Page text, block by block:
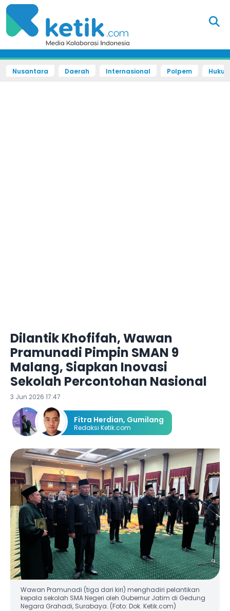
Nusantara Daerah Internasional Polpem
Dilantik Khofifah, Wawan
Pramunadi Pimpin SMAN 9
Malang, Siapkan Inovasi
Sekolah Percontohan Nasional
3 Jun 2026 17:47
Fitra Herdian, Gumilang
Redaksi Ketik.com
Wawan Pramunadi (tiga dari kiri) menghadiri pelantikan
kepala sekolah SMA Negeri oleh Gubernur Jatim di Gedung
Negara Grahadi, Surabaya. (Foto: Dok. Ketik.com)